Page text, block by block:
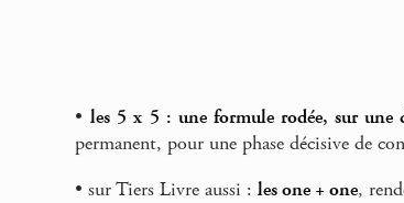
•les 5 x 5 : une formule rodée, sur une
permanent, pour une phase décisive de
• sur Tiers Livre aussi : les one + one,